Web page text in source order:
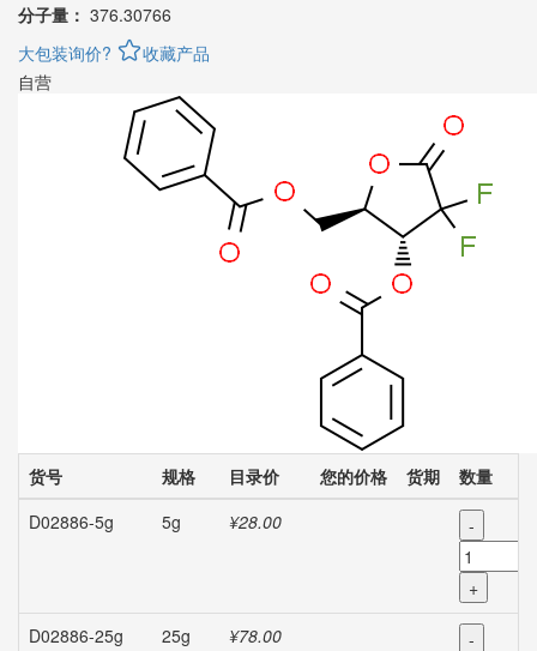
分子量： 376.30766
大包装询价?
收藏产品
自营
货号 规格 目录价 您的价格 货期
数量
D02886-5g
5g ¥28.00 -
+
D02886-25g
25g ¥78.00 -